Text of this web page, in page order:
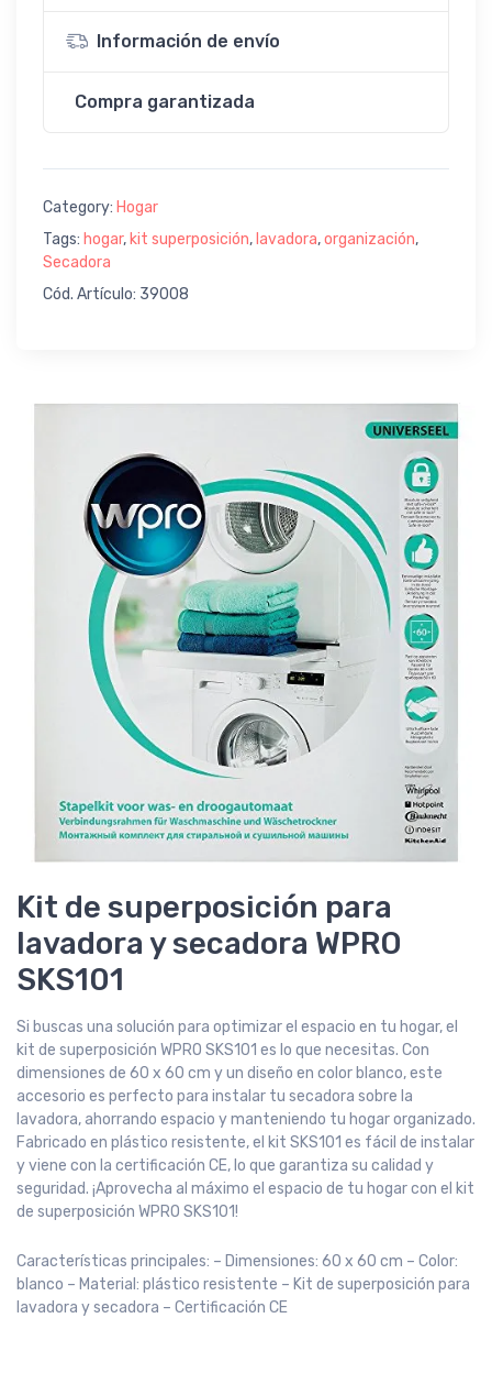
Información de envío
Compra garantizada
Category: Hogar
Tags: hogar, kit superposición, lavadora,organización,
Secadora
Cód. Artículo: 39008
Kit de superposición para
lavadora y secadora WPRO
SKS101
Si buscas una solución para optimizar el espacio en tu hogar, el
kit de superposición WPRO SKS101 es lo que necesitas. Con
dimensiones de 60 x 60 cm y un diseño en color blanco, este
accesorio es perfecto para instalar tu secadora sobre la
lavadora, ahorrando espacio y manteniendo tu hogar organizado.
Fabricado en plástico resistente, el kit SKS101 es fácil de instalar
y viene con la certificación CE, lo que garantiza su calidad y
seguridad. ¡Aprovecha al máximo el espacio de tu hogar con el kit
de superposición WPRO SKS101!
Características principales: – Dimensiones: 60 x 60 cm – Color:
blanco – Material: plástico resistente – Kit de superposición para
lavadora y secadora – Certificación CE